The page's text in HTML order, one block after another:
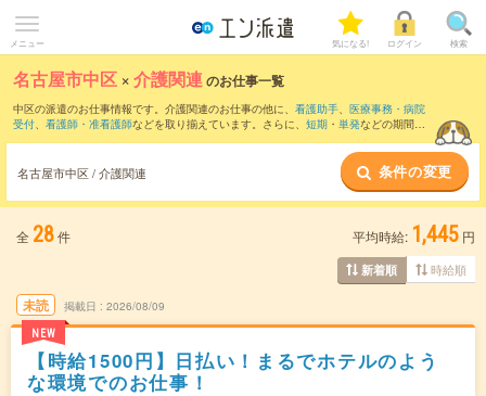
メニュー 気になる! ログイン 検索
名古屋市中区 ×介護関連のお仕事一覧
中区の派遣のお仕事情報です。介護関連のお仕事の他に、 看護助手、 医療事務・病院
受付、 看護師・准看護師などを取り揃えています。さらに、 短期 ・ 単発などの期間
名古屋市中区 / 介護関連 条件の変更
全 28件 平均時給: 1,445 円
新着順 時給順
未読
NEW
掲載日 2026/08/09
【時給1500円】日払い！まるでホテルのよう
な環境でのお仕事！